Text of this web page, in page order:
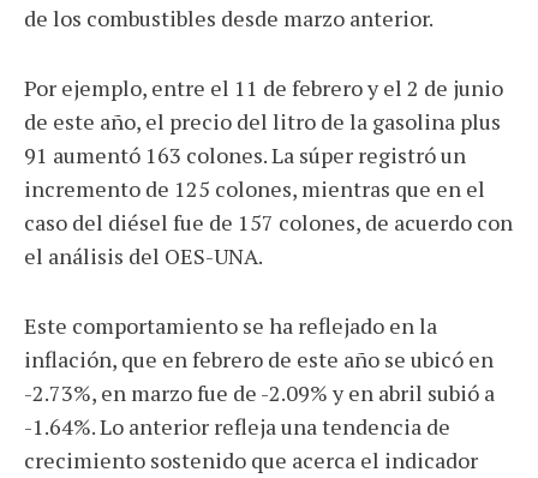
de los combustibles desde marzo anterior.
Por ejemplo, entre el 11 de febrero y el 2 de junio
de este año, el precio del litro de la gasolina plus
91 aumentó 163 colones. La súper registró un
incremento de 125 colones, mientras que en el
caso del diésel fue de 157 colones, de acuerdo con
el análisis del OES-UNA.
Este comportamiento se ha reflejado en la
inflación, que en febrero de este año se ubicó en
-2.73%, en marzo fue de -2.09% y en abril subió a
-1.64%. Lo anterior refleja una tendencia de
crecimiento sostenido que acerca el indicador